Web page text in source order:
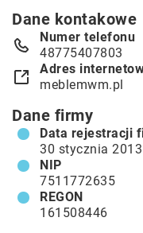
Dane kontakowe
Numer telefonu
48775407803
Adres
meblemwm.pl
Dane firmy
Data rejestracji
30 stycznia 2013
NIP
7511772635
REGON
161508446